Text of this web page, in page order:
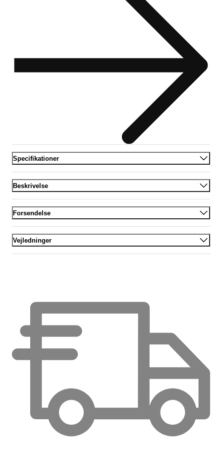
Specifikationer
Beskrivelse
Forsendelse
Vejledninger